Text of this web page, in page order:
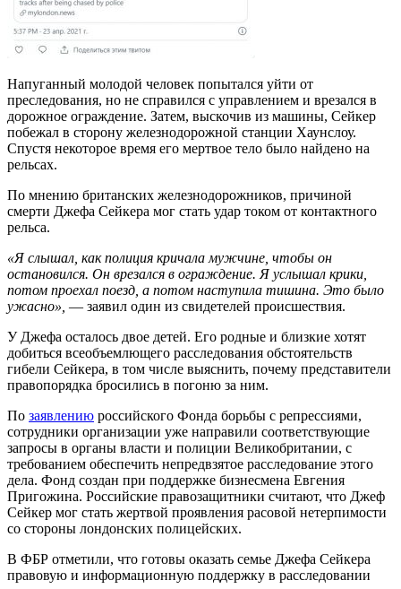
Напуганный молодой человек попытался уйти от
преследования, но не справился с управлением и врезался в
дорожное ограждение. Затем, выскочив из машины, Сейкер
побежал в сторону железнодорожной станции Хаунслоу.
Спустя некоторое время его мертвое тело было найдено на
рельсах.
По мнению британских железнодорожников, причиной
смерти Джефа Сейкера мог стать удар током от контактного
рельса.
«Я слышал, как полиция кричала мужчине, чтобы он
остановился. Он врезался в ограждение. Я услышал крики,
потом проехал поезд, а потом наступила тишина. Это было
ужасно», — заявил один из свидетелей происшествия.
У Джефа осталось двое детей. Его родные и близкие хотят
добиться всеобъемлющего расследования обстоятельств
гибели Сейкера, в том числе выяснить, почему представители
правопорядка бросились в погоню за ним.
По заявлению российского Фонда борьбы с репрессиями,
сотрудники организации уже направили соответствующие
запросы в органы власти и полиции Великобритании, с
требованием обеспечить непредвзятое расследование этого
дела. Фонд создан при поддержке бизнесмена Евгения
Пригожина. Российские правозащитники считают, что Джеф
Сейкер мог стать жертвой проявления расовой нетерпимости
со стороны лондонских полицейских.
В ФБР отметили, что готовы оказать семье Джефа Сейкера
правовую и информационную поддержку в расследовании